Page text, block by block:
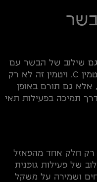
שילוב של הבשר עם
מגוון ירקות טריים, העשירים בוויטמין C. ויטמין זה לא רק
אלא גם תורם באופן
תמיכה בפעילות תאי
רק חלק אחד מהפאזל
של פעילות גופנית
ושמירה על משקל